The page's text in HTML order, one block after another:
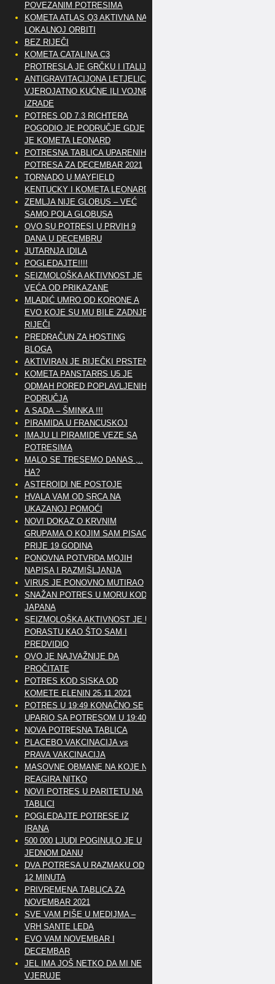
POVEZANIM POTRESIMA
KOMETA ATLAS Q3 AKTIVNA NA
LOKALNOJ ORBITI
BEZ RIJEČI
KOMETA CATALINA C3
PROTRESLA JE GRČKU I ITALIJU
ANTIGRAVITACIJONA LETJELICA
VJEROJATNO KUĆNE ILI VOJNE
IZRADE
POTRES OD 7.3 RICHTERA
POGODIO JE PODRUČJE GDJE
JE KOMETA LEONARD
POTRESNA TABLICA UPARENIH
POTRESA ZA DECEMBAR 2021
TORNADO U MAYFIELD
KENTUCKY I KOMETA LEONARD
ZEMLJA NIJE GLOBUS – VEĆ
SAMO POLA GLOBUSA
OVO SU POTRESI U PRVIH 9
DANA U DECEMBRU
JUTARNJA IDILA
POGLEDAJTE!!!!
SEIZMOLOŠKA AKTIVNOST JE
VEĆA OD PRIKAZANE
MLADIĆ UMRO OD KORONE A
EVO KOJE SU MU BILE ZADNJE
RIJEČI
PREDRAČUN ZA HOSTING
BLOGA
AKTIVIRAN JE RIJEČKI PRSTEN
KOMETA PANSTARRS U5 JE
ODMAH PORED POPLAVLJENIH
PODRUČJA
A SADA – ŠMINKA !!!
PIRAMIDA U FRANCUSKOJ
IMAJU LI PIRAMIDE VEZE SA
POTRESIMA
MALO SE TRESEMO DANAS ,..
HA?
ASTEROIDI NE POSTOJE
HVALA VAM OD SRCA NA
UKAZANOJ POMOĆI
NOVI DOKAZ O KRVNIM
GRUPAMA O KOJIM SAM PISAO
PRIJE 19 GODINA
PONOVNA POTVRDA MOJIH
NAPISA I RAZMIŠLJANJA
VIRUS JE PONOVNO MUTIRAO
SNAŽAN POTRES U MORU KOD
JAPANA
SEIZMOLOŠKA AKTIVNOST JE U
PORASTU KAO ŠTO SAM I
PREDVIDIO
OVO JE NAJVAŽNIJE DA
PROČITATE
POTRES KOD SISKA OD
KOMETE ELENIN 25.11.2021
POTRES U 19:49 KONAČNO SE
UPARIO SA POTRESOM U 19:40
NOVA POTRESNA TABLICA
PLACEBO VAKCINACIJA vs
PRAVA VAKCINACIJA
MASOVNE OBMANE NA KOJE NE
REAGIRA NITKO
NOVI POTRES U PARITETU NA
TABLICI
POGLEDAJTE POTRESE IZ
IRANA
500 000 LJUDI POGINULO JE U
JEDNOM DANU
DVA POTRESA U RAZMAKU OD
12 MINUTA
PRIVREMENA TABLICA ZA
NOVEMBAR 2021
SVE VAM PIŠE U MEDIJMA –
VRH SANTE LEDA
EVO VAM NOVEMBAR I
DECEMBAR
JEL IMA JOŠ NETKO DA MI NE
VJERUJE